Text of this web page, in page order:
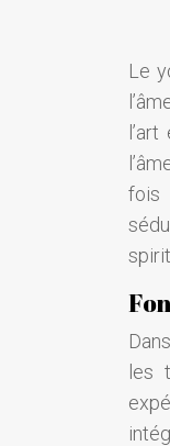
Le
fois
les